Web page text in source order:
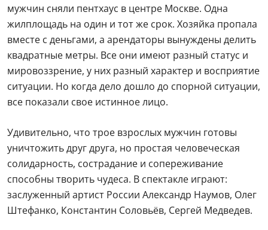
мужчин сняли пентхаус в центре Москве. Одна
жилплощадь на один и тот же срок. Хозяйка пропала
вместе с деньгами, а арендаторы вынуждены делить
квадратные метры. Все они имеют разный статус и
мировоззрение, у них разный характер и восприятие
ситуации. Но когда дело дошло до спорной ситуации,
все показали свое истинное лицо.
Удивительно, что трое взрослых мужчин готовы
уничтожить друг друга, но простая человеческая
солидарность, сострадание и сопереживание
способны творить чудеса. В спектакле играют:
заслуженный артист России Александр Наумов, Олег
Штефанко, Константин Соловьёв, Сергей Медведев.